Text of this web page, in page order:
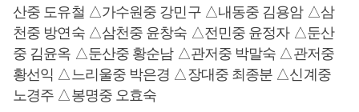
산중 도유철 △가수원중 강민구 △내동중 김용암 △삼
천중 방연숙 △삼천중 윤창숙 △전민중 윤정자 △둔산
중 김윤옥 △둔산중 황순남 △관저중 박말숙 △관저중
황선익 △느리울중 박은경 △장대중 최종분 △신계중
노경주 △봉명중 오효숙